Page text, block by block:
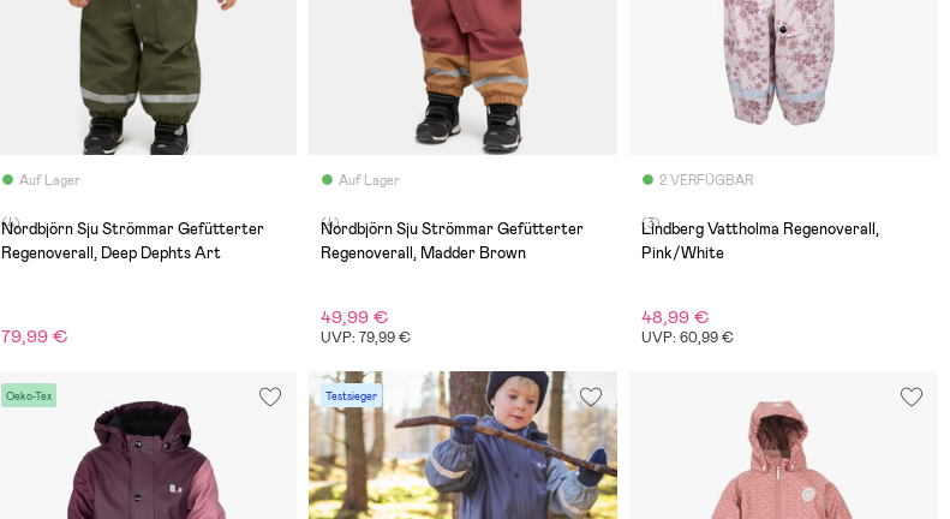
Auf Lager
(4)
Nordbjörn Sju Strömmar Gefütterter
Regenoverall, Deep Dephts Art
79,99 €
Auf Lager
(4)
Nordbjörn Sju Strömmar Gefütterter
Regenoverall, Madder Brown
49,99 €
UVP: 79,99 €
2 VERFÜGBAR
(3)
Lindberg Vattholma Regenoverall,
Pink/White
48,99 €
UVP: 60,99 €
Oeko-Tex Testsieger